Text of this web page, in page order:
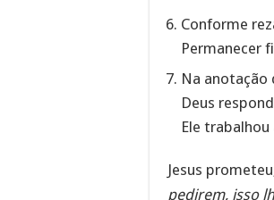
Conforme
Permanecer
Na anotação
Deus
Ele
Jesus
pedirem, isso